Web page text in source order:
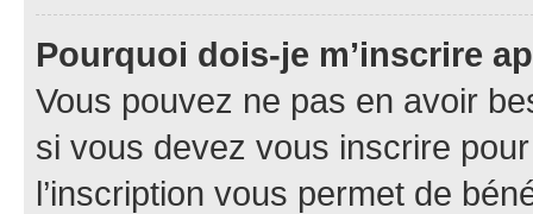
Pourquoi dois-je m’inscrire
Vous pouvez ne pas en avoir
si vous devez vous inscrire
l’inscription vous permet de